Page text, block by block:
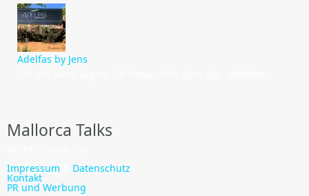
Adelfas by Jens
Mallorca Talks
Impressum
Datenschutz
Kontakt
PR und Werbung